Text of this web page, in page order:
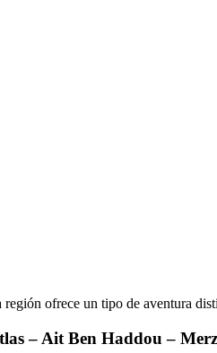
ofrece un tipo de aventura
– Ait Ben Haddou –